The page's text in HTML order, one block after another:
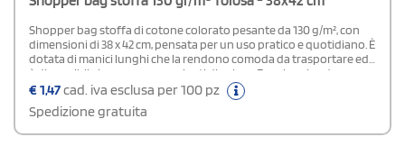
Shopper bag stoffa di cotone colorato pesante da 130 g/m², con
dimensioni di 38 x 42 cm, pensata per un uso pratico e quotidiano. È
dotata di manici lunghi che la rendono comoda da trasportare ed
è disponibile in numerose varianti di colore. Funzionale ed
economica, rappresenta una soluzione ideale se stai organizzando
un evento promozionale e desideri un gadget efficace per
valorizzare il tuo marchio.
€1,47cad. iva esclusa per 100 pz
Spedizione gratuita